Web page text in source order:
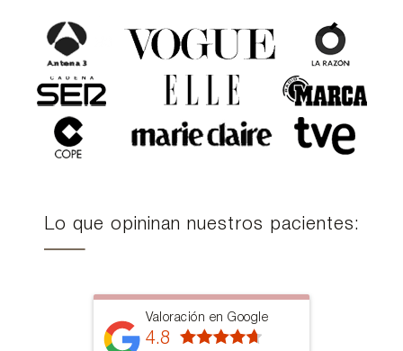
Lo que opininan nuestros pacientes:
Valoración en Google
4.8